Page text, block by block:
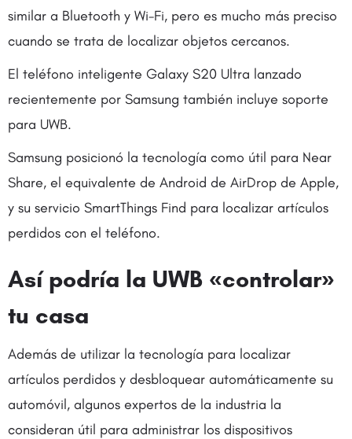
similar a Bluetooth y Wi-Fi, pero es mucho más preciso
cuando se trata de localizar objetos cercanos.
El teléfono inteligente Galaxy S20 Ultra lanzado
recientemente por Samsung también incluye soporte
para UWB.
Samsung posicionó la tecnología como útil para Near
Share, el equivalente de Android de AirDrop de Apple,
y su servicio SmartThings Find para localizar artículos
perdidos con el teléfono.
Así podría la UWB «controlar»
tu casa
Además de utilizar la tecnología para localizar
artículos perdidos y desbloquear automáticamente su
automóvil, algunos expertos de la industria la
consideran útil para administrar los dispositivos